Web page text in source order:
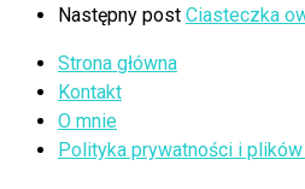
Następny post Ciasteczka
Strona główna
Kontakt
O mnie
Polityka prywatności i